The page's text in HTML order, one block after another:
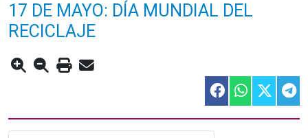
17 DE MAYO: DÍA MUNDIAL DEL
RECICLAJE